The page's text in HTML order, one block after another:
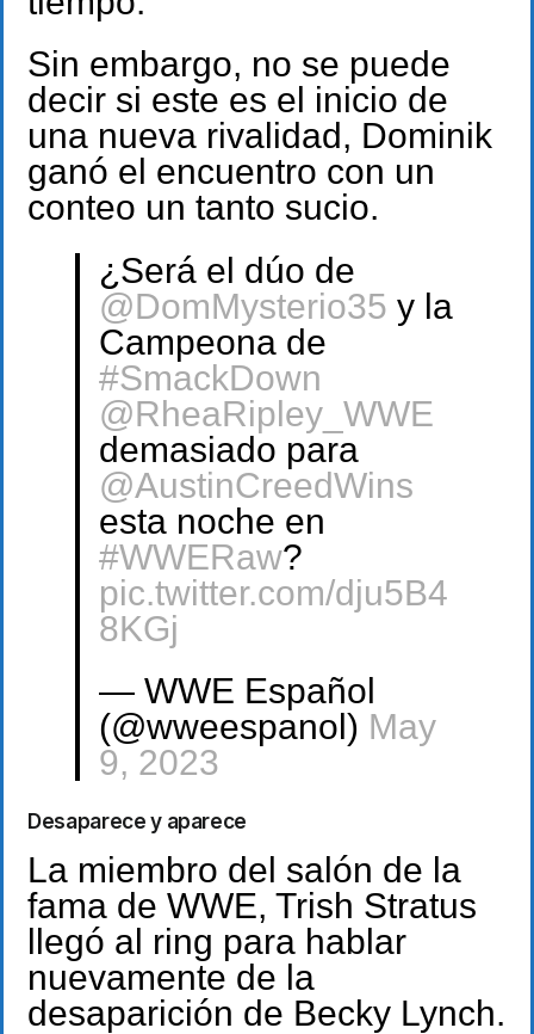
Sin embargo, no se puede
decir si este es el inicio de
una nueva rivalidad, Dominik
ganó el encuentro con un
conteo un tanto sucio.
¿Será el dúo de
@DomMysterio35 y la
Campeona de
#SmackDown
@RheaRipley_WWE
demasiado para
@AustinCreedWins
esta noche en
#WWERaw?
pic.twitter.com/dju5B4
8KGj
— WWE Español
(@wweespanol) May
9, 2023
Desaparece y aparece
La miembro del salón de la
fama de WWE, Trish Stratus
llegó al ring para hablar
nuevamente de la
desaparición de Becky Lynch.